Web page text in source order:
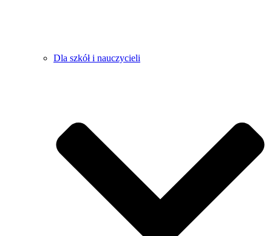
Dla szkół i nauczycieli